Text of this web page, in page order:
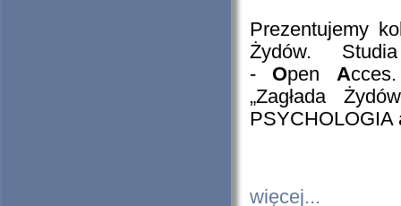
Prezentujemy
Żydów.
- Open A
„Zagłada
PSYCHOLOGIA
więcej...